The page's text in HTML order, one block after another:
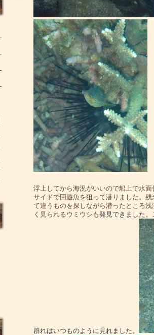
浮上してから海況がいいので船上で水
サイドで回遊魚を狙って潜りました。
て違うものを探しながら潜ったところ
く見られるウミウシも発見できました
群れはいつものように見れました。